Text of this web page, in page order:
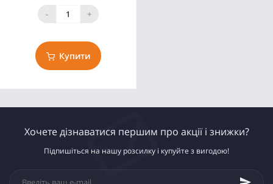
- +
Купити
Хочете дізнаватися першим про акції і знижки?
Підпишіться на нашу розсилку і купуйте з вигодою!